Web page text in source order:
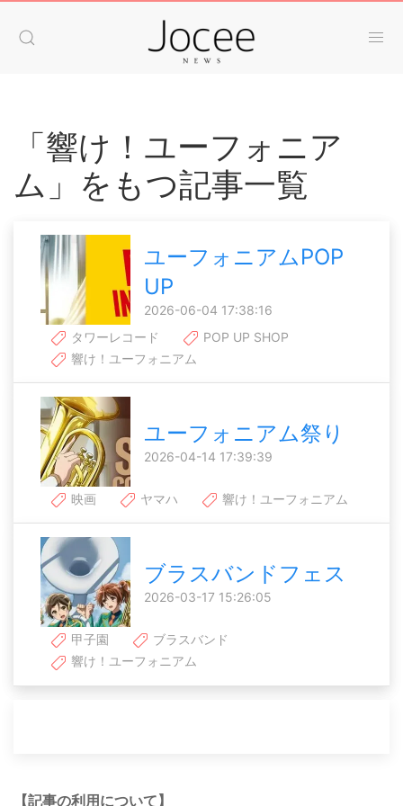
「響け！ユーフォニア
ム」をもつ記事一覧
ユーフォニアムPOP
UP
2026-06-04 17:38:16
タワーレコード
POP UP SHOP
響け！ユーフォニアム
ユーフォニアム祭り
2026-04-14 17:39:39
映画 ヤマハ 響け！ユーフォニアム
ブラスバンドフェス
2026-03-17 15:26:05
甲子園
ブラスバンド
響け！ユーフォニアム
【記事の利用について】